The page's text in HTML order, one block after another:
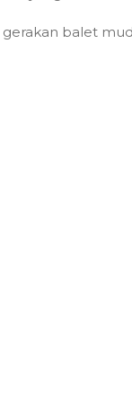
gerakan balet